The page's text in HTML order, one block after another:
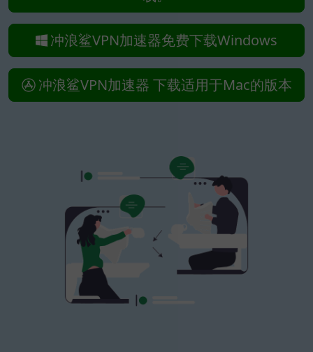
冲浪鲨VPN加速器免费下载Windows
冲浪鲨VPN加速器 下载适用于Mac的版本